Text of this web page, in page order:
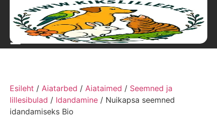
Esileht / Aiatarbed / Aiataimed / Seemned ja
lillesibulad / Idandamine / Nuikapsa seemned
idandamiseks Bio